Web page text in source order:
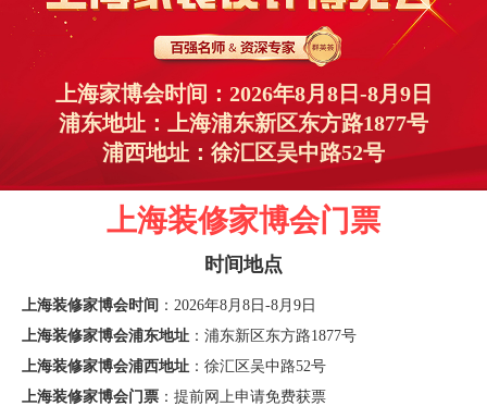
上海家博会时间：2026年8月8日-8月9日
浦东地址：上海浦东新区东方路1877号
浦西地址：徐汇区吴中路52号
上海装修家博会门票
时间地点
上海装修家博会时间 ：2026年8月8日-8月9日
上海装修家博会浦东地址 ：浦东新区东方路1877号
上海装修家博会浦西地址 ：徐汇区吴中路52号
上海装修家博会门票 ：提前网上申请免费获票